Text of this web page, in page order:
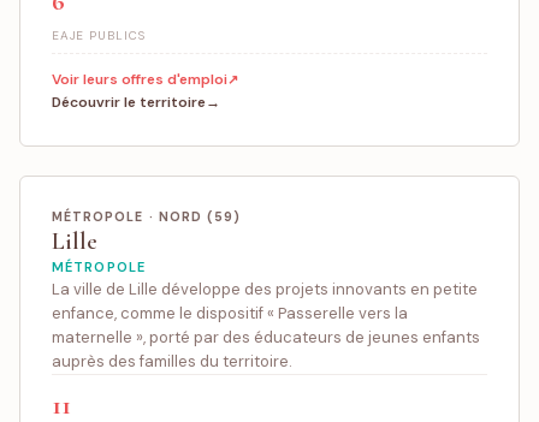
EAJE PUBLICS
Voir leurs offres d'emploi
Découvrir le territoire
MÉTROPOLE · NORD (59)
Lille
MÉTROPOLE
La ville de Lille développe des projets innovants en petite
enfance, comme le dispositif « Passerelle vers la
maternelle », porté par des éducateurs de jeunes enfants
auprès des familles du territoire.
11